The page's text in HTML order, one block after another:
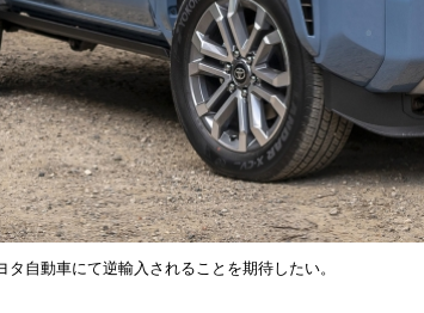
自動車にて逆輸入されることを期待したい。